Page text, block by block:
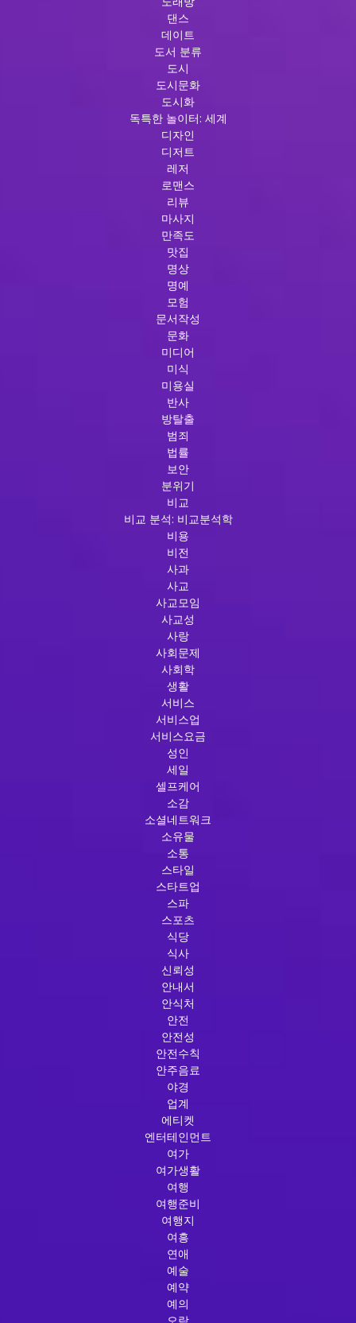
댄스
데이트
도서 분류
도시
도시문화
도시화
독특한 놀이터: 세계
디자인
디저트
레저
로맨스
리뷰
마사지
만족도
맛집
명상
명예
모험
문서작성
문화
미디어
미식
미용실
반사
방탈출
범죄
법률
보안
분위기
비교
비교 분석: 비교분석학
비용
비전
사과
사교
사교모임
사교성
사랑
사회문제
사회학
생활
서비스
서비스업
서비스요금
성인
세일
셀프케어
소감
소셜네트워크
소유물
소통
스타일
스타트업
스파
스포츠
식당
식사
신뢰성
안내서
안식처
안전
안전성
안전수칙
안주음료
야경
업계
에티켓
엔터테인먼트
여가
여가생활
여행
여행준비
여행지
여흥
연애
예술
예약
예의